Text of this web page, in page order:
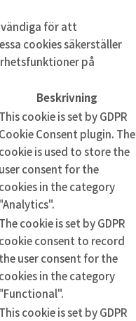
för att
cookies säkerställer
på
Beskrivning
This cookie is set by GDPR
Cookie Consent plugin. The
cookie is used to store the
user consent for the
cookies in the category
"Analytics".
The cookie is set by GDPR
cookie consent to record
the user consent for the
cookies in the category
"Functional".
This cookie is set by GDPR